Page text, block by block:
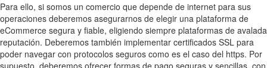
Para ello, si somos un comercio que depende de internet para sus
operaciones deberemos asegurarnos de elegir una plataforma de
eCommerce segura y fiable, eligiendo siempre plataformas de avalada
reputación. Deberemos también implementar certificados SSL para
poder navegar con protocolos seguros como es el caso del https. Por